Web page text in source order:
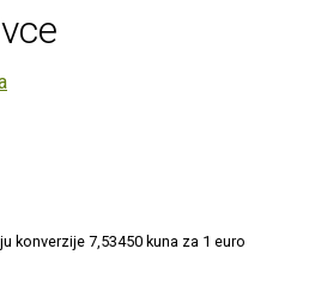
konverzije 7,53450 kuna za 1 euro